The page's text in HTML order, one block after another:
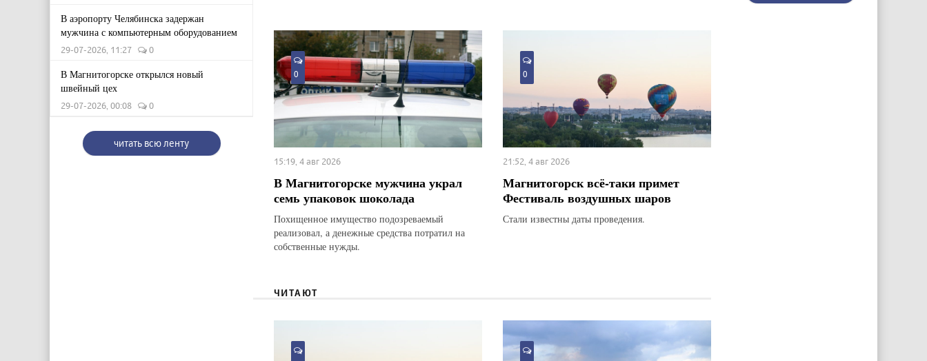
В аэропорту Челябинска задержан
мужчина с компьютерным оборудованием
29-07-2026, 11:27 0
В Магнитогорске открылся новый
швейный цех
29-07-2026, 00:08 0
читать всю ленту
0
15:19, 4 авг 2026
В Магнитогорске мужчина украл
семь упаковок шоколада
Похищенное имущество подозреваемый
реализовал, а денежные средства потратил на
собственные нужды.
0
21:52, 4 авг 2026
Магнитогорск всё-таки примет
Фестиваль воздушных шаров
Стали известны даты проведения.
ЧИТАЮТ